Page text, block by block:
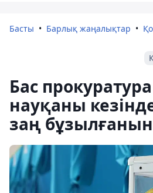
Басты Барлық жаңалықтар
Бас
науқаны
заң